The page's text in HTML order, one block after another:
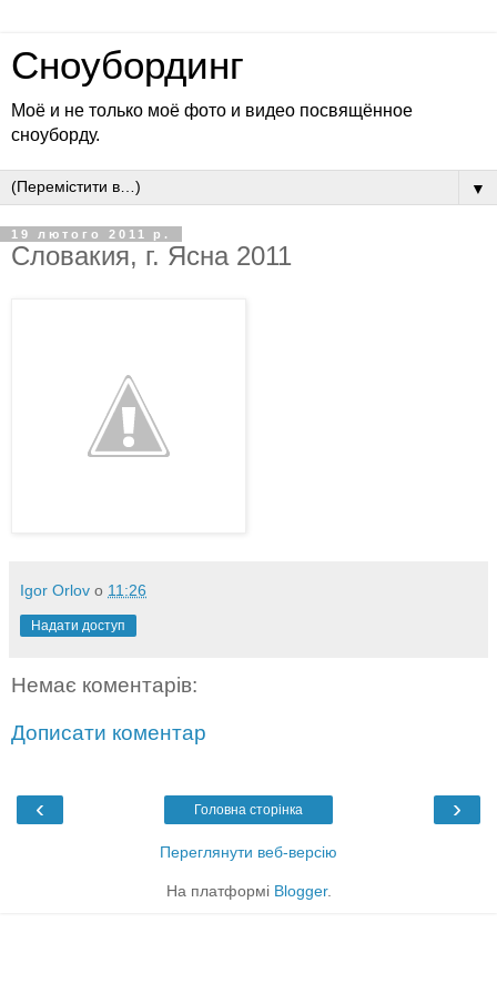
Сноубординг
Моё и не только моё фото и видео посвящённое
сноуборду.
▼
19 лютого 2011 р.
Словакия, г. Ясна 2011
Igor Orlov о 11:26
Надати доступ
Немає коментарів:
Дописати коментар
‹ ›
Головна сторінка
Переглянути веб-версію
На платформі Blogger.